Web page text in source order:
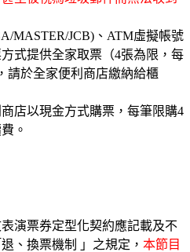
MASTER/JCB)、ATM虛擬帳號
式提供全家取票（4張為限，每
請於全家便利商店繳納給櫃
店以現金方式購票，每筆限購4
。
演票券定型化契約應記載及不
、換票機制 」之規定， 本節目